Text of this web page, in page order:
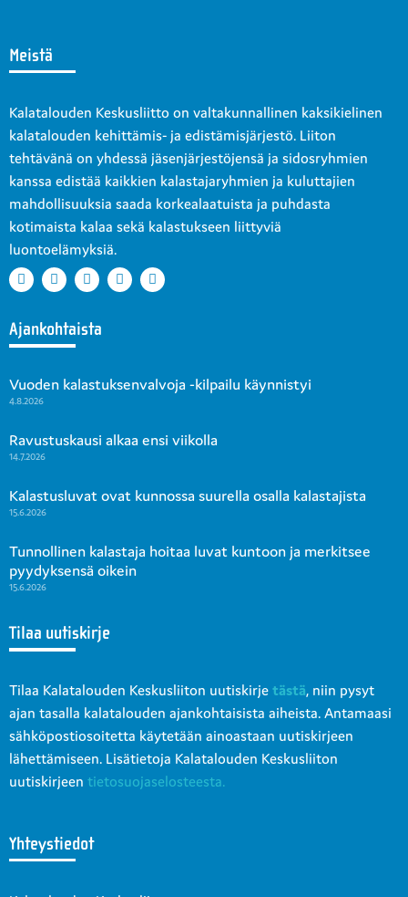
Meistä
Kalatalouden Keskusliitto on valtakunnallinen kaksikielinen
kalatalouden kehittämis- ja edistämisjärjestö. Liiton
tehtävänä on yhdessä jäsenjärjestöjensä ja sidosryhmien
kanssa edistää kaikkien kalastajaryhmien ja kuluttajien
mahdollisuuksia saada korkealaatuista ja puhdasta
kotimaista kalaa sekä kalastukseen liittyviä
luontoelämyksiä.
Ajankohtaista
Vuoden kalastuksenvalvoja -kilpailu käynnistyi
4.8.2026
Ravustuskausi alkaa ensi viikolla
14.7.2026
Kalastusluvat ovat kunnossa suurella osalla kalastajista
15.6.2026
Tunnollinen kalastaja hoitaa luvat kuntoon ja merkitsee
pyydyksensä oikein
15.6.2026
Tilaa uutiskirje
Tilaa Kalatalouden Keskusliiton uutiskirje tästä, niin pysyt
ajan tasalla kalatalouden ajankohtaisista aiheista. Antamaasi
sähköpostiosoitetta käytetään ainoastaan uutiskirjeen
lähettämiseen. Lisätietoja Kalatalouden Keskusliiton
uutiskirjeen tietosuojaselosteesta.
Yhteystiedot